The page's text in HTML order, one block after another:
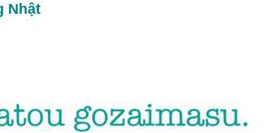
Nhật